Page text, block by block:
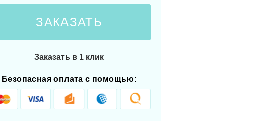
ЗАКАЗАТЬ
Заказать в 1 клик
Безопасная оплата с помощью: